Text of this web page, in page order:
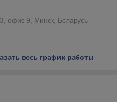
офис 9, Минск, Беларусь
весь график работы